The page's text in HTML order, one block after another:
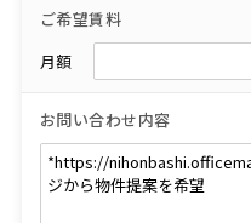
ご希望賃料
月額
お問い合わせ内容